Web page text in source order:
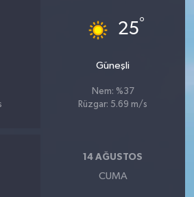
25°
Güneşli
Nem: %37
Rüzgar: 5.69 m/s
14 AĞUSTOS
CUMA